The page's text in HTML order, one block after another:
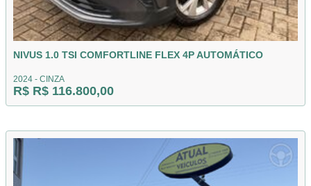
NIVUS 1.0 TSI COMFORTLINE FLEX 4P AUTOMÁTICO
2024 - CINZA
R$ R$ 116.800,00